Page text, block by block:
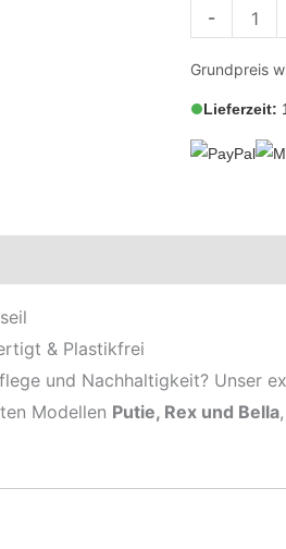
-
Grundpreis
Lieferzeit:
& Plastikfrei
und Nachhaltigkeit? Unser
Modellen Putie, Rex und Bella